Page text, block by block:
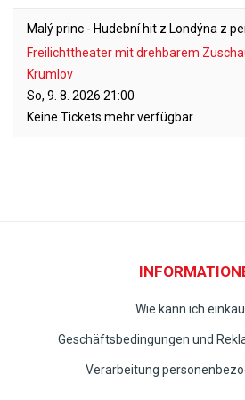
Malý princ - Hudební hit z Londýna z
Freilichttheater mit drehbarem
Krumlov
So, 9. 8. 2026 21:00
Keine Tickets mehr verfügbar
Wie kann ich
Geschäftsbedingungen und
Verarbeitung